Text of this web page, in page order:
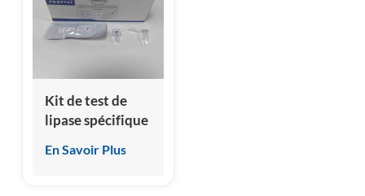
Kit de test de
lipase spécifique
canine (cPL)
En Savoir Plus